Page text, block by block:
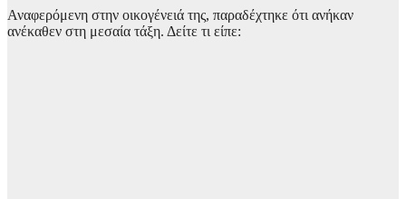
Αναφερόμενη στην οικογένειά της, παραδέχτηκε ότι ανήκαν
ανέκαθεν στη μεσαία τάξη. Δείτε τι είπε: